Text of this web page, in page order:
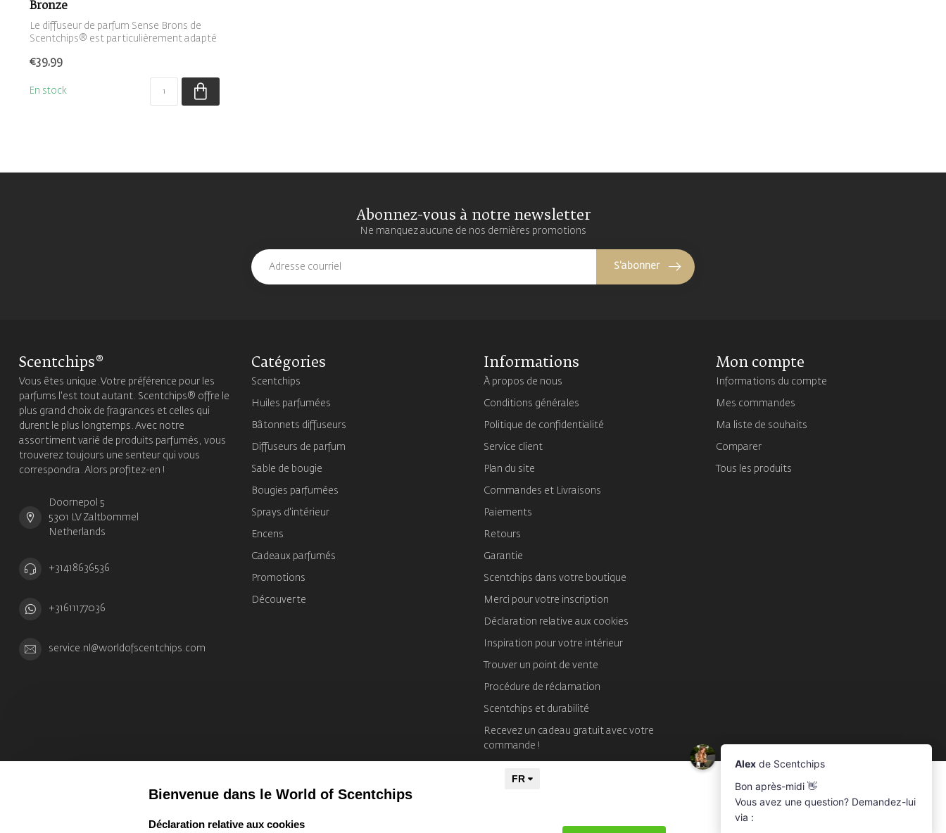
Bronze
Le diffuseur de parfum Sense Brons de
Scentchips® est particulièrement adapté
€39,99
En stock
Abonnez-vous à notre newsletter
Ne manquez aucune de nos dernières promotions
S'abonner
Scentchips®
Vous êtes unique. Votre préférence pour les
parfums l'est tout autant. Scentchips® offre le
plus grand choix de fragrances et celles qui
durent le plus longtemps. Avec notre
assortiment varié de produits parfumés, vous
trouverez toujours une senteur qui vous
correspondra. Alors profitez-en !
Doornepol 5
5301 LV Zaltbommel
Netherlands
+31418636536
+31611177036
service.nl@worldofscentchips.com
Catégories
Scentchips
Huiles parfumées
Bâtonnets diffuseurs
Diffuseurs de parfum
Sable de bougie
Bougies parfumées
Sprays d'intérieur
Encens
Cadeaux parfumés
Promotions
Découverte
Informations
À propos de nous
Conditions générales
Politique de confidentialité
Service client
Plan du site
Commandes et Livraisons
Paiements
Retours
Garantie
Scentchips dans votre boutique
Merci pour votre inscription
Déclaration relative aux cookies
Inspiration pour votre intérieur
Trouver un point de vente
Procédure de réclamation
Scentchips et durabilité
Recevez un cadeau gratuit avec votre
commande !
Mon compte
Informations du compte
Mes commandes
Ma liste de souhaits
Comparer
Tous les produits
Bienvenue dans le World of Scentchips
select language
Déclaration relative aux cookies